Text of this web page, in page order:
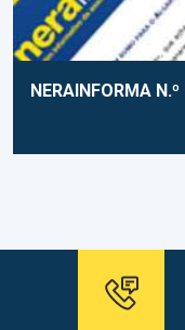
NERAINFORMA